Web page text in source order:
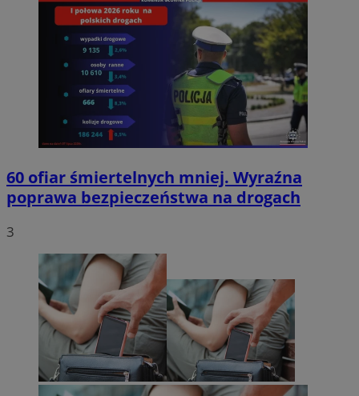
60 ofiar śmiertelnych mniej. Wyraźna
poprawa bezpieczeństwa na drogach
3